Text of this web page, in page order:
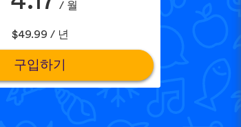
/ 월
$49.99 / 년
구입하기